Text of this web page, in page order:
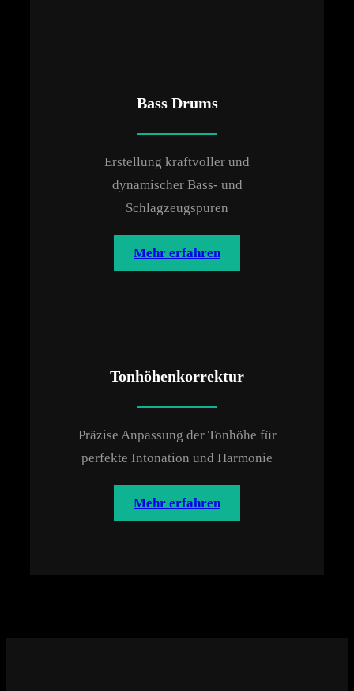
Bass Drums
Erstellung kraftvoller und
dynamischer Bass- und
Schlagzeugspuren
Mehr erfahren
Tonhöhenkorrektur
Präzise Anpassung der Tonhöhe für
perfekte Intonation und Harmonie
Mehr erfahren